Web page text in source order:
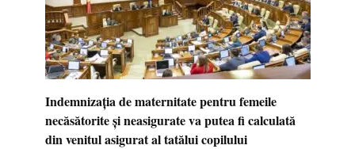
Indemnizația de maternitate pentru femeile
necăsătorite și neasigurate va putea fi calculată
din venitul asigurat al tatălui copilului